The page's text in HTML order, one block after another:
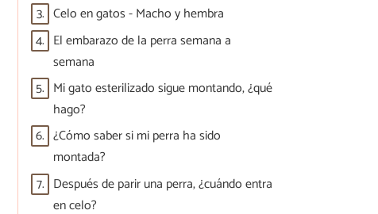
3. Celo en gatos - Macho y hembra
4. El embarazo de la perra semana a
semana
5. Mi gato esterilizado sigue montando, ¿qué
hago?
6. ¿Cómo saber si mi perra ha sido
montada?
7. Después de parir una perra, ¿cuándo entra
en celo?